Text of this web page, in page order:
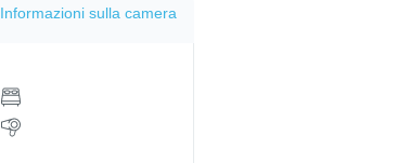
Informazioni sulla camera